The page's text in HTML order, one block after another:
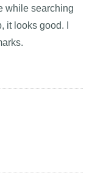
while searching
looks good. I